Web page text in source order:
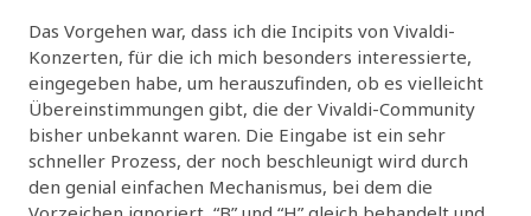
Das Vorgehen war, dass ich die Incipits von Vivaldi-
Konzerten, für die ich mich besonders interessierte,
eingegeben habe, um herauszufinden, ob es vielleicht
Übereinstimmungen gibt, die der Vivaldi-Community
bisher unbekannt waren. Die Eingabe ist ein sehr
schneller Prozess, der noch beschleunigt wird durch
den genial einfachen Mechanismus, bei dem die